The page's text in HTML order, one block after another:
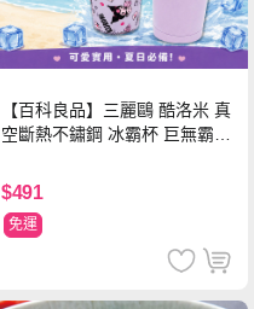
【百科良品】三麗鷗 酷洛米 真
空斷熱不鏽鋼 冰霸杯 巨無霸鋼
ml-信封款(贈手提杯套)
$491
免運